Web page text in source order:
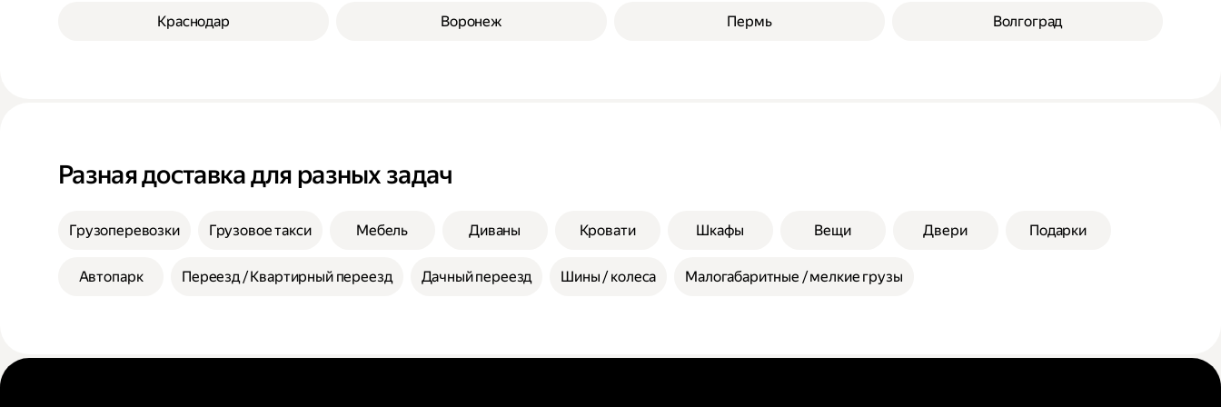
Краснодар Воронеж Пермь Волгоград
Разная доставка для разных задач
Грузоперевозки Грузовое такси Мебель Диваны Кровати Шкафы Вещи Двери Подарки
Автопарк Переезд / Квартирный переезд Дачный переезд Шины / колеса Малогабаритные / мелкие грузы